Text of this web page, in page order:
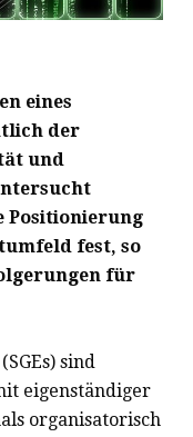
eines
der
und
Positionierung
fest, so
für
sind
eigenständiger
organisatorisch